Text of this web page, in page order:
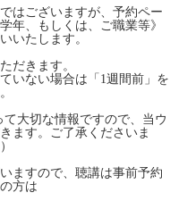
はございますが、予約ペー
年、もしくは、ご職業等》
いたします。
だきます。
いない場合は「1週間前」を
大切な情報ですので、当ウ
ます。ご了承くださいま
ますので、聴講は事前予約
方は